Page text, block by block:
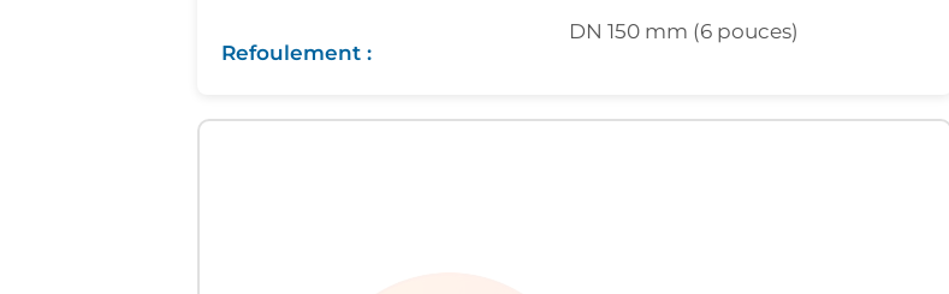
Refoulement :
DN 150 mm (6 pouces)
Graphique interactif des performances hydrauliques pour la motopompe Tech-Pompes LOC3575